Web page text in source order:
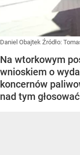
Daniel Obajtek Źródło:
Na wtorkowym
wnioskiem o
koncernów
nad tym